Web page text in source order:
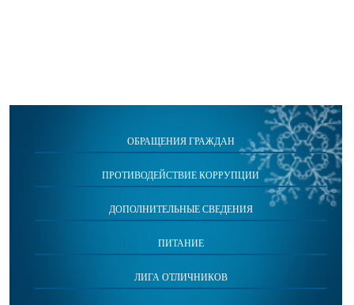
ОБРАЩЕНИЯ ГРАЖДАН
ПРОТИВОДЕЙСТВИЕ КОРРУПЦИИ
ДОПОЛНИТЕЛЬНЫЕ СВЕДЕНИЯ
ПИТАНИЕ
ЛИГА ОТЛИЧНИКОВ